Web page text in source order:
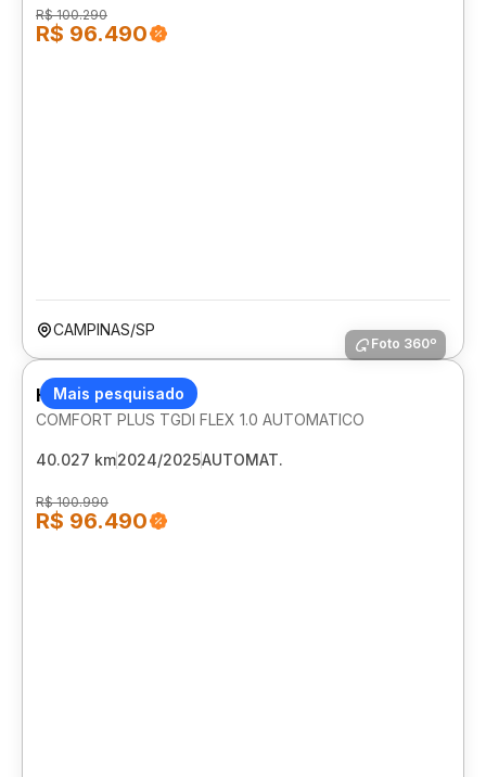
R$ 100.290
R$ 96.490
CAMPINAS/SP
Mais pesquisado
Foto 360º
HYUNDAI HB20S
COMFORT PLUS TGDI FLEX 1.0 AUTOMATICO
40.027 km2024/2025AUTOMAT.
R$ 100.990
R$ 96.490